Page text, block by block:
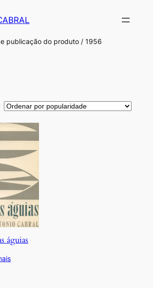
publicação do produto / 1956
águias